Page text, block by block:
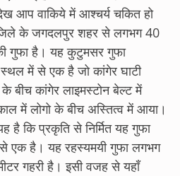
आप वाकिये में आश्चर्य चकित हो
के जगदलपुर शहर से लगभग 40
गुफा है। यह कुटुमसर गुफा
स्थल में से एक है जो कांगेर घाटी
बीच कांगेर लाइमस्टोन बेल्ट में
में लोगो के बीच अस्तित्व में आया।
है कि प्रकृति से निर्मित यह गुफा
एक है। यह रहस्यमयी गुफा लगभग
गहरी है। इसी वजह से यहाँ